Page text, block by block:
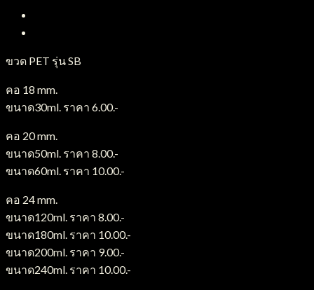
ขวด PET รุ่น SB
คอ 18 mm.
ขนาด30ml. ราคา 6.00.-
คอ 20 mm.
ขนาด50ml. ราคา 8.00.-
ขนาด60ml. ราคา 10.00.-
คอ 24 mm.
ขนาด120ml. ราคา 8.00.-
ขนาด180ml. ราคา 10.00.-
ขนาด200ml. ราคา 9.00.-
ขนาด240ml. ราคา 10.00.-